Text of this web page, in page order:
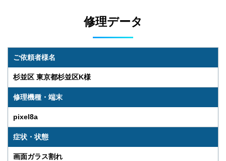
修理データ
ご依頼者様名
杉並区 東京都杉並区K様
修理機種・端末
pixel8a
症状・状態
画面ガラス割れ